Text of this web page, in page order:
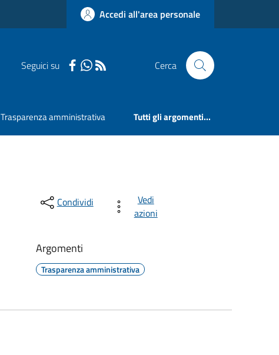
Accedi all'area personale
Seguici su Cerca
Trasparenza amministrativa Tutti gli argomenti...
Condividi
Vedi
azioni
Argomenti
Trasparenza amministrativa